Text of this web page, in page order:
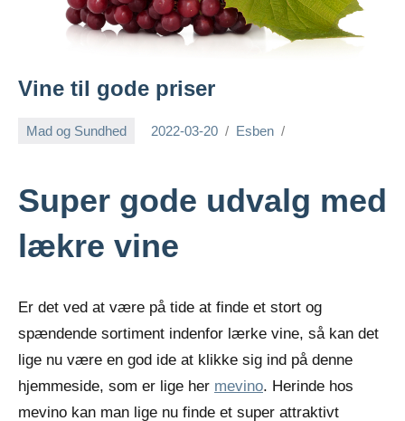
Vine til gode priser
Mad og Sundhed 2022-03-20 Esben
Super gode udvalg med
lækre vine
Er det ved at være på tide at finde et stort og
spændende sortiment indenfor lærke vine, så kan det
lige nu være en god ide at klikke sig ind på denne
hjemmeside, som er lige her mevino. Herinde hos
mevino kan man lige nu finde et super attraktivt